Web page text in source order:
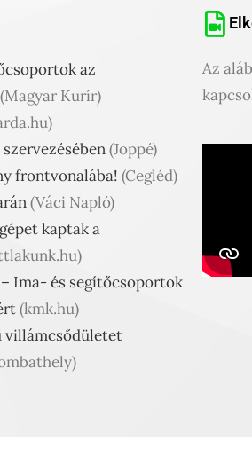
az
(Magyar Kurír)
(Joppé)
frontvonalába! (Cegléd)
(Váci Napló)
kaptak a
– Ima- és segítőcsoportok
(kmk.hu)
villámcsődületet
Az